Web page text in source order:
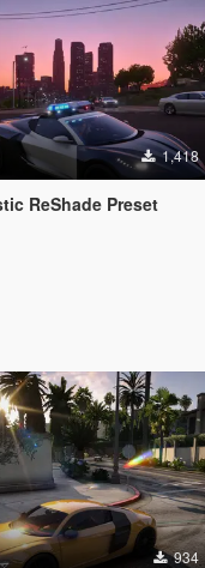
1,418
ReShade Preset
934